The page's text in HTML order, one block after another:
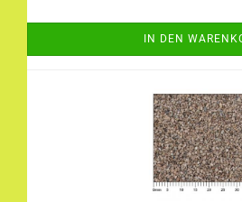
IN DEN